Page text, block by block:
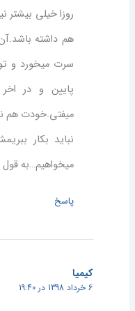
روزا خیلی بیشتر
هم داشته
سرت میخورد و
پایین و در
میفتی.خودت هم
نباید بکار
میخواهیم…به قول
پاسخ
کیمیا
6 خرداد 1398 در 19:40